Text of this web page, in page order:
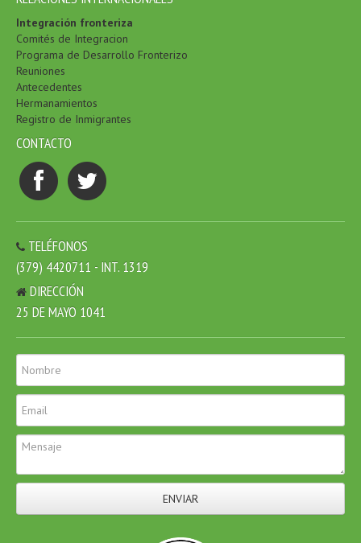
Integración fronteriza
Comités de Integracion
Programa de Desarrollo Fronterizo
Reuniones
Antecedentes
Hermanamientos
Registro de Inmigrantes
CONTACTO
TELÉFONOS
(379) 4420711 - INT. 1319
DIRECCIÓN
25 DE MAYO 1041
ENVIAR